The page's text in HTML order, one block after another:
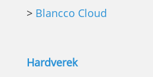
> Blancco Cloud
Hardverek